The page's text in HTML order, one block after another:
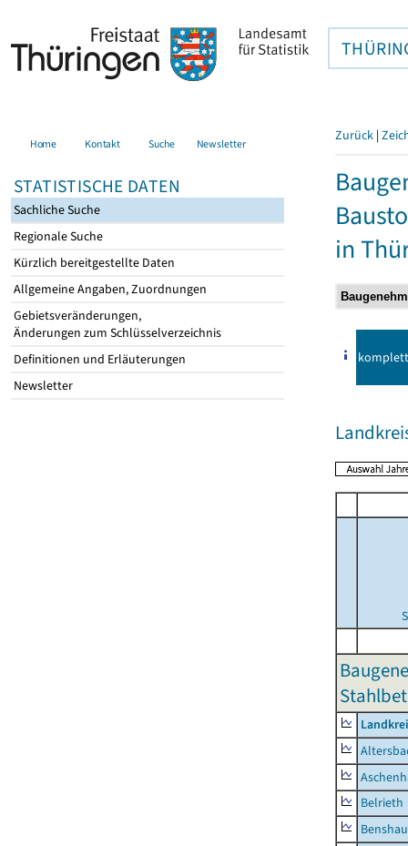
Home Kontakt Suche Newsletter
STATISTISCHE DATEN
Sachliche Suche
Regionale Suche
Kürzlich bereitgestellte Daten
Allgemeine Angaben, Zuordnungen
Gebietsveränderungen,
Änderungen zum Schlüsselverzeichnis
Definitionen und Erläuterungen
Newsletter
Zurück |
in
komplett
Belrieth